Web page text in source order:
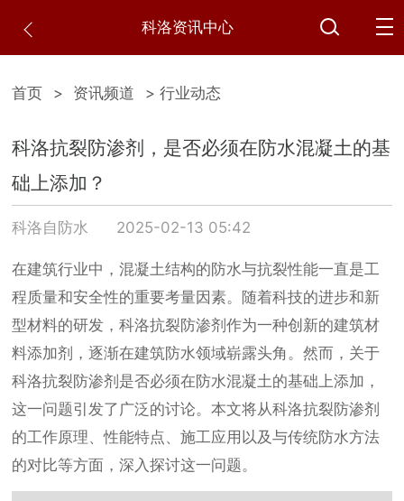
科洛资讯中心
首页 > 资讯频道 > 行业动态
科洛抗裂防渗剂，是否必须在防水混凝土的基
础上添加？
科洛自防水 2025-02-13 05:42
在建筑行业中，混凝土结构的防水与抗裂性能一直是工
程质量和安全性的重要考量因素。随着科技的进步和新
型材料的研发，科洛抗裂防渗剂作为一种创新的建筑材
料添加剂，逐渐在建筑防水领域崭露头角。然而，关于
科洛抗裂防渗剂是否必须在防水混凝土的基础上添加，
这一问题引发了广泛的讨论。本文将从科洛抗裂防渗剂
的工作原理、性能特点、施工应用以及与传统防水方法
的对比等方面，深入探讨这一问题。